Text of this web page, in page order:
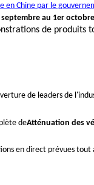
en Chine par le
au 1er
de produits
de leaders de
deAtténuation des
en direct prévues